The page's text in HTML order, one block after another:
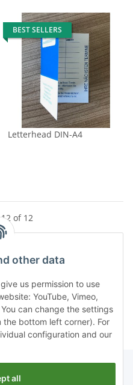
BEST SELLERS
Letterhead DIN-A4
of 12
other data
us permission to use
YouTube, Vimeo,
can change the settings
bottom left corner). For
configuration and our
all